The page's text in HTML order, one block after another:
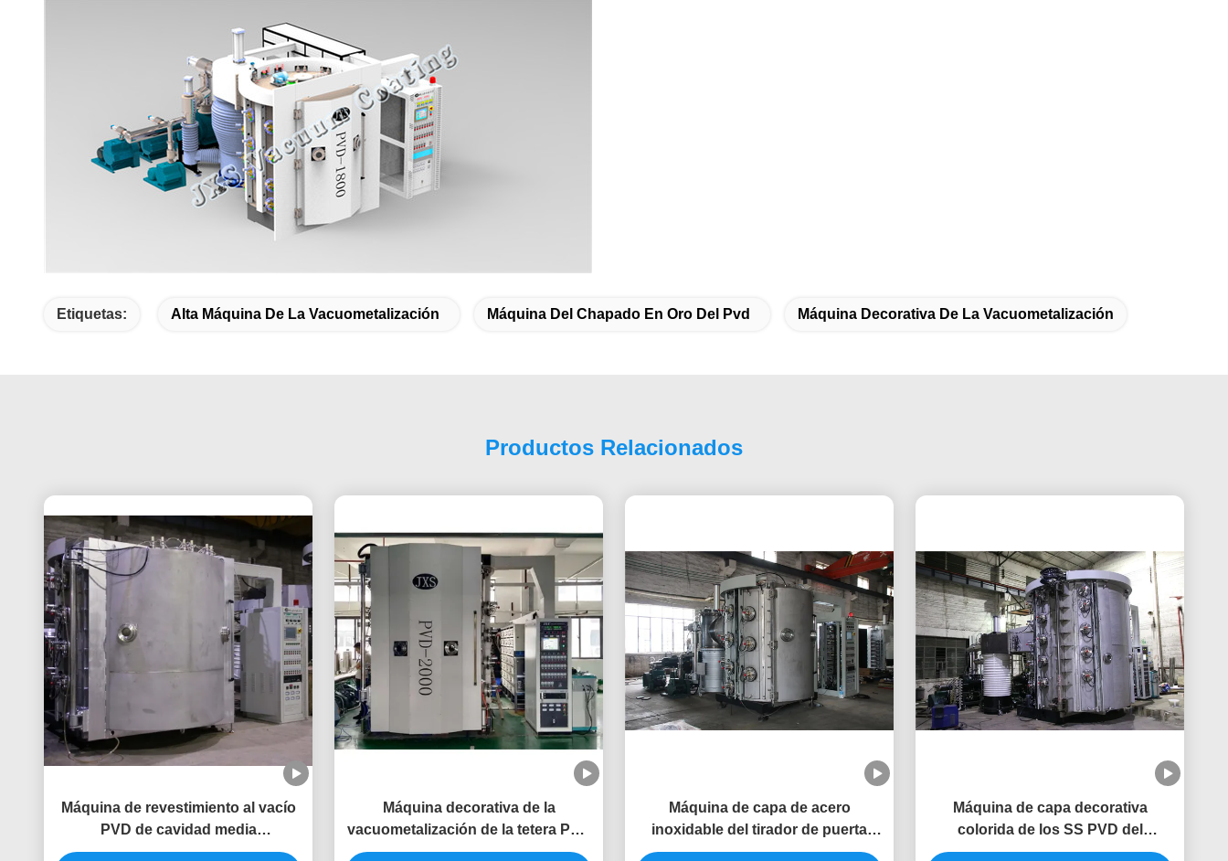
Etiquetas: Alta Máquina De La Vacuometalización Máquina Del Chapado En Oro Del Pvd Máquina Decorativa De La Vacuometalización
Productos Relacionados
Máquina de revestimiento al vacío
PVD de cavidad media
multipropósito para equipos de
Máquina decorativa de la
vacuometalización de la tetera PVD
de la taza del acero inoxidable para
Máquina de capa de acero
inoxidable del tirador de puerta
PVD del metal
Máquina de capa decorativa
colorida de los SS PVD del
hardware del metal